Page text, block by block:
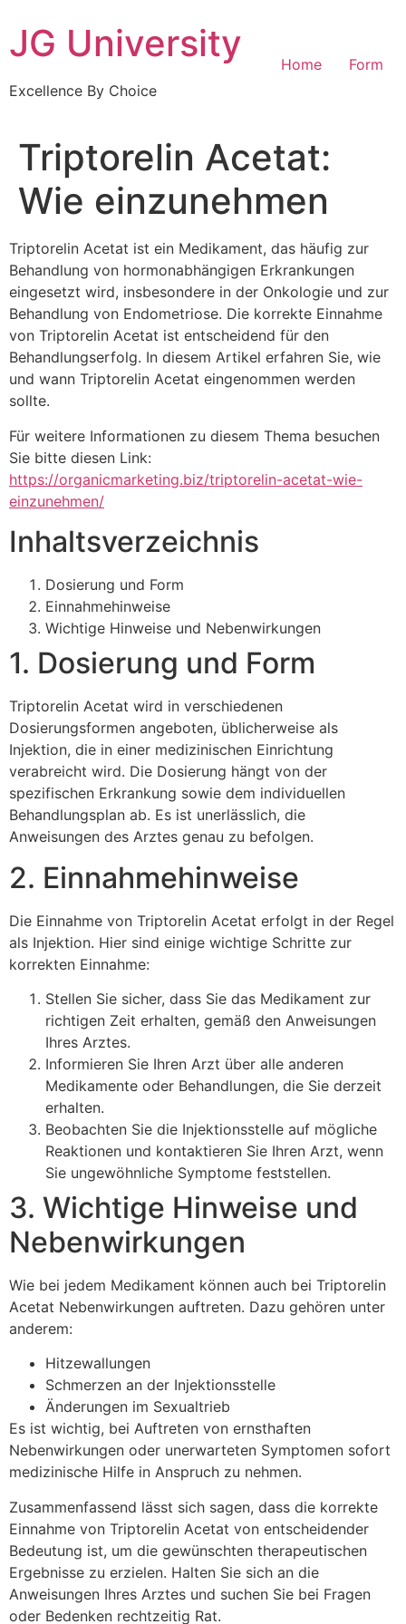
content
JG University
Excellence By Choice
Home Form
Triptorelin Acetat:
Wie einzunehmen
Triptorelin Acetat ist ein Medikament, das häufig zur
Behandlung von hormonabhängigen Erkrankungen
eingesetzt wird, insbesondere in der Onkologie und zur
Behandlung von Endometriose. Die korrekte Einnahme
von Triptorelin Acetat ist entscheidend für den
Behandlungserfolg. In diesem Artikel erfahren Sie, wie
und wann Triptorelin Acetat eingenommen werden
sollte.
Für weitere Informationen zu diesem Thema besuchen
Sie bitte diesen Link:
https://organicmarketing.biz/triptorelin-acetat-wie-
einzunehmen/
Inhaltsverzeichnis
Dosierung und Form
Einnahmehinweise
Wichtige Hinweise und Nebenwirkungen
1. Dosierung und Form
Triptorelin Acetat wird in verschiedenen
Dosierungsformen angeboten, üblicherweise als
Injektion, die in einer medizinischen Einrichtung
verabreicht wird. Die Dosierung hängt von der
spezifischen Erkrankung sowie dem individuellen
Behandlungsplan ab. Es ist unerlässlich, die
Anweisungen des Arztes genau zu befolgen.
2. Einnahmehinweise
Die Einnahme von Triptorelin Acetat erfolgt in der Regel
als Injektion. Hier sind einige wichtige Schritte zur
korrekten Einnahme:
Stellen Sie sicher, dass Sie das Medikament zur
richtigen Zeit erhalten, gemäß den Anweisungen
Ihres Arztes.
Informieren Sie Ihren Arzt über alle anderen
Medikamente oder Behandlungen, die Sie derzeit
erhalten.
Beobachten Sie die Injektionsstelle auf mögliche
Reaktionen und kontaktieren Sie Ihren Arzt, wenn
Sie ungewöhnliche Symptome feststellen.
3. Wichtige Hinweise und
Nebenwirkungen
Wie bei jedem Medikament können auch bei Triptorelin
Acetat Nebenwirkungen auftreten. Dazu gehören unter
anderem:
Hitzewallungen
Schmerzen an der Injektionsstelle
Änderungen im Sexualtrieb
Es ist wichtig, bei Auftreten von ernsthaften
Nebenwirkungen oder unerwarteten Symptomen sofort
medizinische Hilfe in Anspruch zu nehmen.
Zusammenfassend lässt sich sagen, dass die korrekte
Einnahme von Triptorelin Acetat von entscheidender
Bedeutung ist, um die gewünschten therapeutischen
Ergebnisse zu erzielen. Halten Sie sich an die
Anweisungen Ihres Arztes und suchen Sie bei Fragen
oder Bedenken rechtzeitig Rat.